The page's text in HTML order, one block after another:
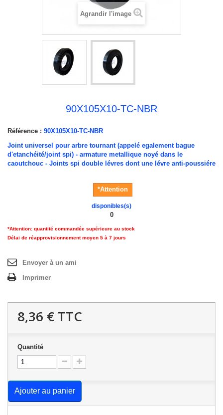
Agrandir l'image
90X105X10-TC-NBR
Référence : 90X105X10-TC-NBR
Joint universel pour arbre tournant (appelé egalement bague
d'etanchéité/joint spi) - armature metallique noyé dans le
caoutchouc - Joints spi double lévres dont une lévre anti-poussiére
*Attention
disponibles(s)
0
*Attention: quantité commandée supérieure au stock
Délai de réapprovisionnement moyen 5 à 7 jours
Envoyer à un ami
Imprimer
8,36 € TTC
Quantité
Ajouter au panier